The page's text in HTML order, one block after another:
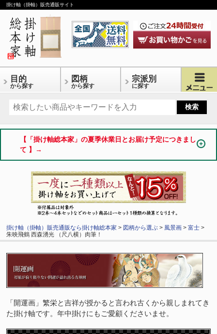
掛け軸（掛軸）販売通販サイト
目的
から探す
図柄
から探す
宗派別
に探す
【「掛け軸総本家」の夏季休業日とお届け予定につきまし
て 】→
掛け軸（掛軸）販売通販なら掛け軸総本家 > 図柄から選ぶ > 風景画 >富士 >
朱映飛鶴 西森湧光 （尺八横）肉筆！
「開運画」繁栄と吉祥が授かると言われ古くから親しまれてき
た掛け軸です。年中掛けにもご愛顧くださいませ。